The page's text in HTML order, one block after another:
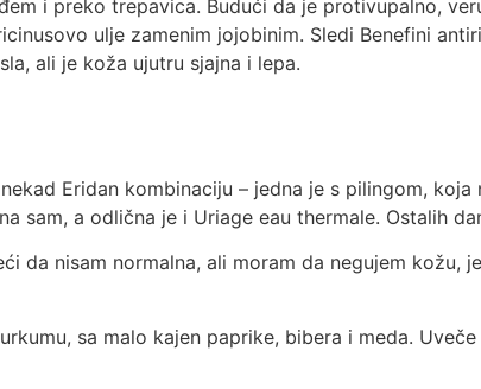
i preko trepavica. Budući da je protivupalno,
ulje zamenim jojobinim. Sledi Benefini
ali je koža ujutru sjajna i lepa.
Eridan kombinaciju – jedna je s pilingom,
sam, a odlična je i Uriage eau thermale. Ostalih
da nisam normalna, ali moram da negujem kožu,
sa malo kajen paprike, bibera i meda.